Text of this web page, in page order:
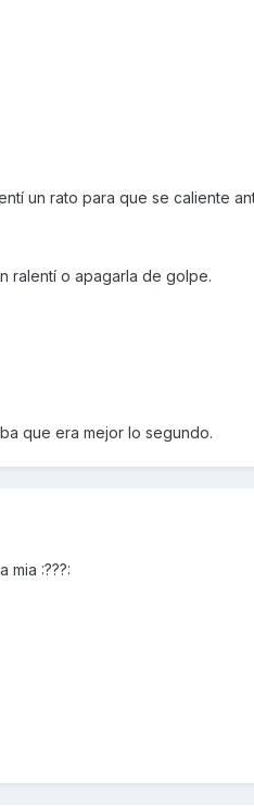
un rato para que se caliente
ralentí o apagarla de golpe.
que era mejor lo segundo.
:???: